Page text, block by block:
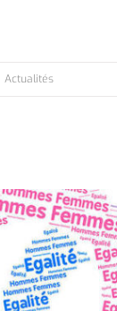
Actualités